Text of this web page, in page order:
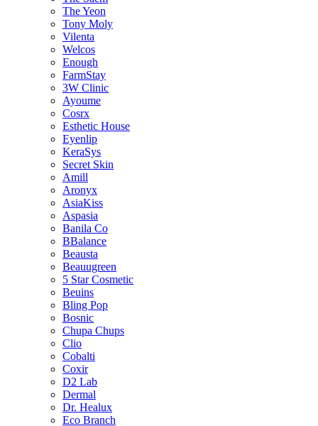
The Yeon
Tony Moly
Vilenta
Welcos
Enough
FarmStay
3W Clinic
Ayoume
Cosrx
Esthetic House
Eyenlip
KeraSys
Secret Skin
Amill
Aronyx
AsiaKiss
Aspasia
Banila Co
BBalance
Beausta
Beauugreen
5 Star Cosmetic
Beuins
Bling Pop
Bosnic
Chupa Chups
Clio
Cobalti
Coxir
D2 Lab
Dermal
Dr. Healux
Eco Branch